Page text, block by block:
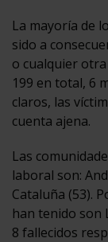
La mayoría de
sido a
o cualquier
199 en total, 6
claros, las
cuenta ajena.
Las
laboral son:
Cataluña (53).
han tenido son
8 fallecidos